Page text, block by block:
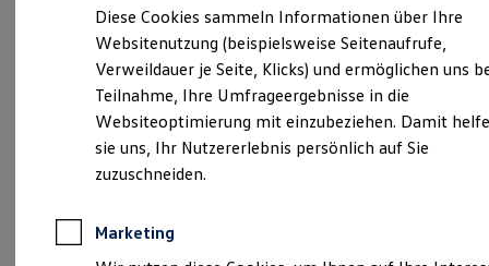
Restschuldversicherungen
Garantien
Wartungsverträge
Geschäftskunden
Professional Class bei Volkswagen
Großkunden
Behörden
Direktkunden
Sonderfahrzeuge
Anpfiff zum Gewinn
Elektroautos
ID. Tutorials
Elektrofahrzeugkonzepte
Schultz Automobilhandels SE (Impressum & Rechtliches )
Montag Freitag 07:00 18:00
Diese Cookies sammeln Informationen über Ihre
Websitenutzung (beispielsweise Seitenaufrufe,
Verweildauer je Seite, Klicks) und ermöglichen uns
Teilnahme, Ihre Umfrageergebnisse in die
Websiteoptimierung mit einzubeziehen. Damit
sie uns, Ihr Nutzererlebnis persönlich auf Sie
zuzuschneiden.
Marketing